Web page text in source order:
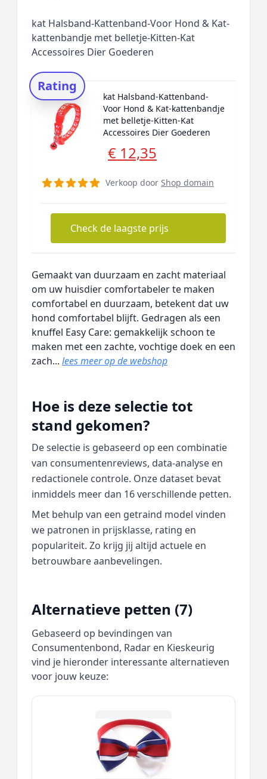
kat Halsband-Kattenband-Voor Hond & Kat-
kattenbandje met belletje-Kitten-Kat
Accessoires Dier Goederen
Rating
kat Halsband-Kattenband-
Voor Hond & Kat-kattenbandje
met belletje-Kitten-Kat
Accessoires Dier Goederen
€ 12,35
Verkoop door Shop domain
Check de laagste prijs
Gemaakt van duurzaam en zacht materiaal
om uw huisdier comfortabeler te maken
comfortabel en duurzaam, betekent dat uw
hond comfortabel blijft. Gedragen als een
knuffel Easy Care: gemakkelijk schoon te
maken met een zachte, vochtige doek en een
zach... lees meer op de webshop
Hoe is deze selectie tot
stand gekomen?
De selectie is gebaseerd op een combinatie
van consumentenreviews, data‑analyse en
redactionele controle. Onze dataset bevat
inmiddels meer dan 16 verschillende petten.
Met behulp van een getraind model vinden
we patronen in prijsklasse, rating en
populariteit. Zo krijg jij altijd actuele en
betrouwbare aanbevelingen.
Alternatieve petten (7)
Gebaseerd op bevindingen van
Consumentenbond, Radar en Kieskeurig
vind je hieronder interessante alternatieven
voor jouw keuze: